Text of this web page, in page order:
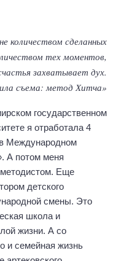
количеством сделанных
тех моментов,
захватывает дух.
съема: метод Хитча»
государственном
я отработала 4
Международном
А потом меня
методистом. Еще
детского
смены. Это
школа и
жизни. А со
и семейная жизнь